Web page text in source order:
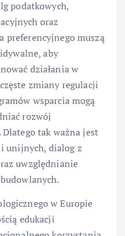
podatkowych,
oraz
muszą
aby
działania w
zmiany regulacji
wsparcia mogą
rozwój
tak ważna jest
unijnych, dialog z
uwzględnianie
w Europie
edukacji